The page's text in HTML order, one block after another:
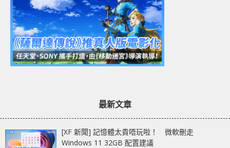
最新文章
[XF 新聞] 記憶體太貴唔玩啦！ 微軟刪走
Windows 11 32GB 配置建議